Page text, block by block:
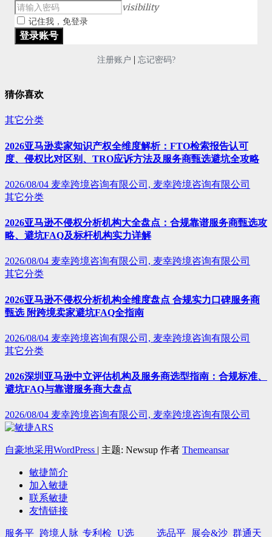
visibility
记住我，免登录
注册账户 | 忘记密码?
猜你喜欢
其它分类
2026亚马逊卖家知识产权全维度解析：FTO检索报告认可
度、侵权比对区别、TRO应诉方法及服务商甄选避坑全攻略
2026/08/04 麦幸跨境咨询有限公司, 麦幸跨境咨询有限公司
其它分类
2026亚马逊不侵权分析机构大全盘点：合规靠谱服务商甄选攻
略、避坑FAQ及标杆机构实力详解
2026/08/04 麦幸跨境咨询有限公司, 麦幸跨境咨询有限公司
其它分类
2026亚马逊不侵权分析机构全维度盘点 合规实力口碑服务商
甄选 附跨境卖家避坑FAQ全指南
2026/08/04 麦幸跨境咨询有限公司, 麦幸跨境咨询有限公司
其它分类
2026深圳亚马逊中立评估机构及服务商选型指南：合规标准、
避坑FAQ与靠谱服务商大盘点
2026/08/04 麦幸跨境咨询有限公司, 麦幸跨境咨询有限公司
自豪地采用WordPress | 主题: Newsup 作者 Themeansar
敏捷简介
加入敏捷
联系敏捷
友情链接
服务平 跨境人脉 专利检 U选 选品平 展会&沙 群通天